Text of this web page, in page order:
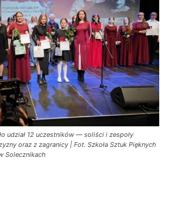
udział 12 uczestników — soliści i zespoły
oraz z zagranicy | Fot. Szkoła Sztuk Pięknych
Solecznikach